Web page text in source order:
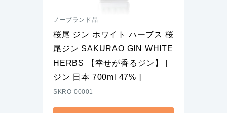
ノーブランド品
桜尾 ジン ホワイト ハーブス 桜
尾ジン SAKURAO GIN WHITE
HERBS 【幸せが香るジン】 [
ジン 日本 700ml 47% ]
SKRO-00001